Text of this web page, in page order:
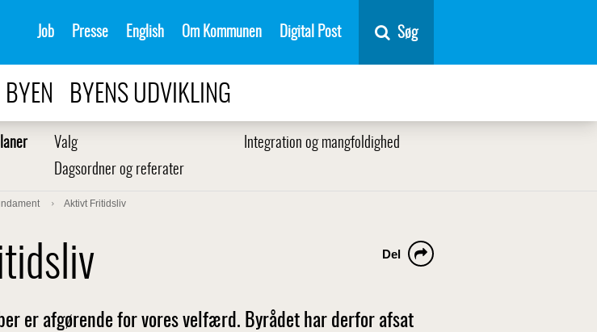
Job Presse English Om Kommunen Digital Post Søg
BYENS UDVIKLING
Valg
Integration og mangfoldighed
Dagsordner og referater
Aktivt Fritidsliv
Del
er afgørende for vores velfærd. Byrådet har derfor afsat